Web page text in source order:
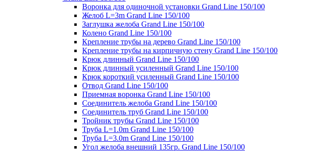
Воронка для одиночной установки Grand Line 150/100
Желоб L=3m Grand Line 150/100
Заглушка желоба Grand Line 150/100
Колено Grand Line 150/100
Крепление трубы на дерево Grand Line 150/100
Крепление трубы на кирпичную стену Grand Line 150/100
Крюк длинный Grand Line 150/100
Крюк длинный усиленный Grand Line 150/100
Крюк короткий усиленный Grand Line 150/100
Отвод Grand Line 150/100
Приемная воронка Grand Line 150/100
Соединитель желоба Grand Line 150/100
Соединитель труб Grand Line 150/100
Тройник трубы Grand Line 150/100
Труба L=1.0m Grand Line 150/100
Труба L=3.0m Grand Line 150/100
Угол желоба внешний 135гр. Grand Line 150/100